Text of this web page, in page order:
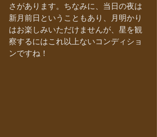
さがあります。ちなみに、当日の夜は
新月前日ということもあり、月明かり
はお楽しみいただけませんが、星を観
察するにはこれ以上ないコンディショ
ンですね！